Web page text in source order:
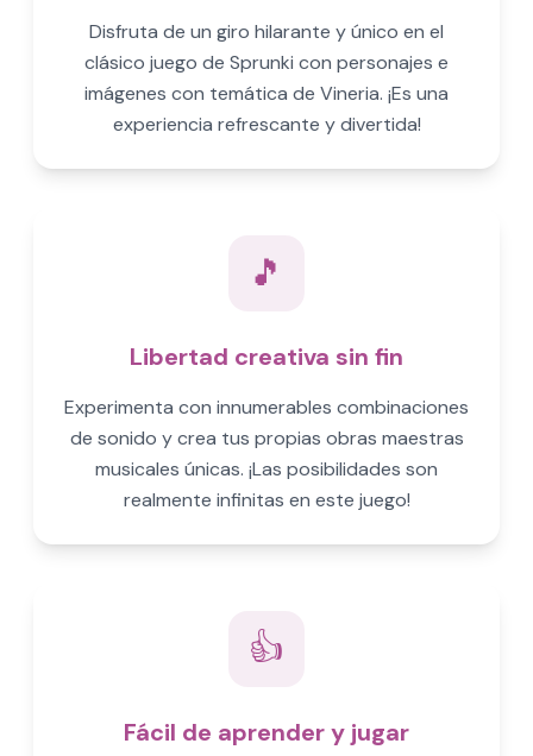
Disfruta de un giro hilarante y único en el
clásico juego de Sprunki con personajes e
imágenes con temática de Vineria. ¡Es una
experiencia refrescante y divertida!
🎵
Libertad creativa sin fin
Experimenta con innumerables combinaciones
de sonido y crea tus propias obras maestras
musicales únicas. ¡Las posibilidades son
realmente infinitas en este juego!
👍
Fácil de aprender y jugar